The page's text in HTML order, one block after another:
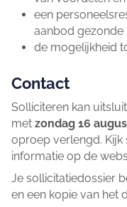
een
aanbod gezonde
de mogelijkheid
Contact
Solliciteren kan
met zondag 16
oproep verlengd.
informatie op de
Je sollicitatiedossier
en een kopie van het